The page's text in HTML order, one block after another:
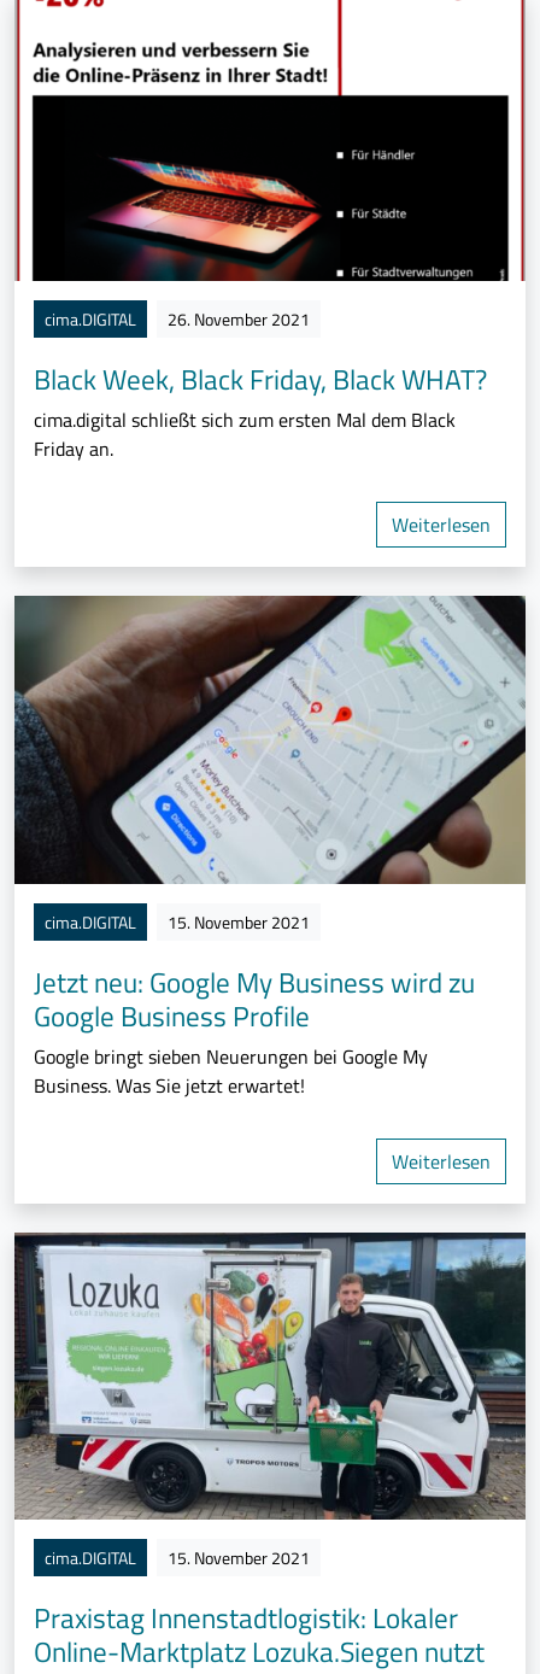
cima.DIGITAL 26. November 2021
Black Week, Black Friday, Black WHAT?
cima.digital schließt sich zum ersten Mal dem Black
Friday an.
Weiterlesen
cima.DIGITAL 15. November 2021
Jetzt neu: Google My Business wird zu
Google Business Profile
Google bringt sieben Neuerungen bei Google My
Business. Was Sie jetzt erwartet!
Weiterlesen
cima.DIGITAL 15. November 2021
Praxistag Innenstadtlogistik: Lokaler
Online-Marktplatz Lozuka.Siegen nutzt